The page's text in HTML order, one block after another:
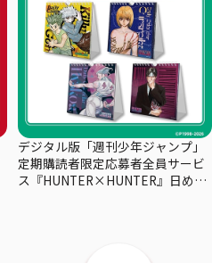
デジタル版「週刊少年ジャンプ」
定期購読者限定応募者全員サービ
ス『HUNTER×HUNTER』日めく